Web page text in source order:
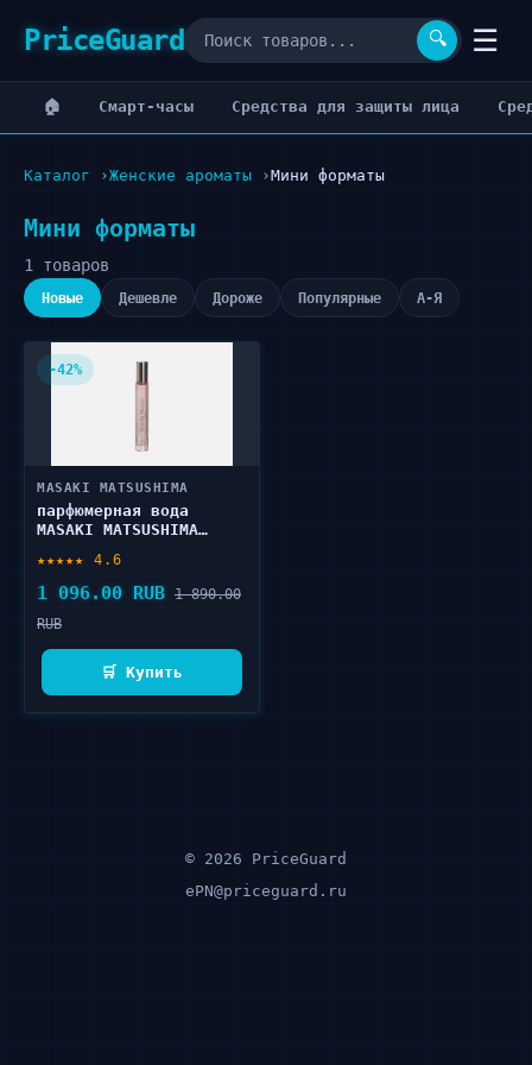
PriceGuard 🔍 ☰
🏠 Cмарт-часы Cредства для защиты лица
Каталог Женские ароматы Мини форматы
Мини форматы
1 товаров
Новые Дешевле Дороже Популярные А-Я
-42%
MASAKI MATSUSHIMA
парфюмерная вода
MASAKI MATSUSHIMA
★★★★★ 4.6
1 096.00 RUB 1 890.00
RUB
🛒 Купить
© 2026 PriceGuard
ePN@priceguard.ru